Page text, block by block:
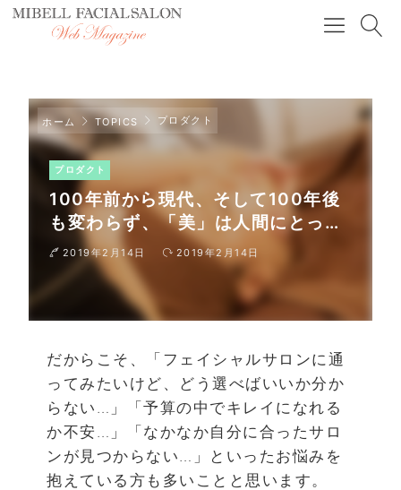
ホーム TOPICS プロダクト
プロダクト
100年前から現代、そして100年後
も変わらず、「美」は人間にとって
重要な要素。
2019年2月14日 2019年2月14日
だからこそ、「フェイシャルサロンに通
ってみたいけど、どう選べばいいか分か
らない…」「予算の中でキレイになれる
か不安…」「なかなか自分に合ったサロ
ンが見つからない…」といったお悩みを
抱えている方も多いことと思います。